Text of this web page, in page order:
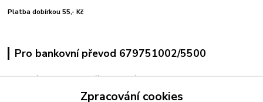
Platba dobírkou 55,- Kč
Pro bankovní převod 679751002/5500
variabilní symbol uvedeno číslo objednávky
pro pohodlné platby použijte vygenerovaný QR kód
Zpracování cookies